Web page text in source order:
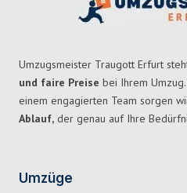
Umzugsmeister Traugott Erfurt
und faire Preise bei Ihrem
einem engagierten Team sorgen
Ablauf, der genau auf Ihre
Umzüge